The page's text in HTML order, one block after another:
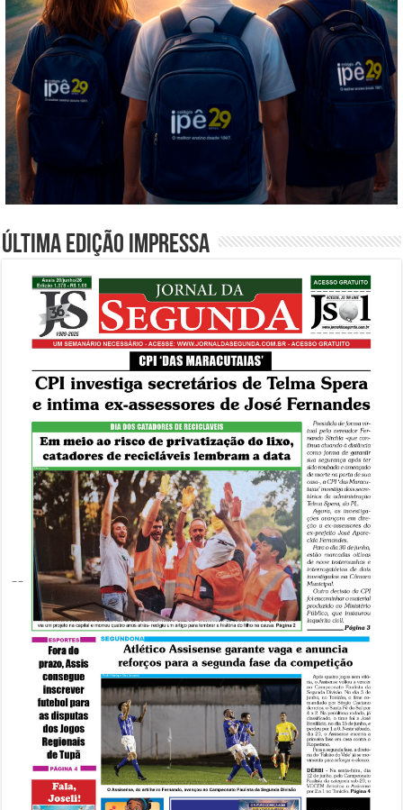
Última edição impressa